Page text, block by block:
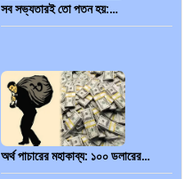
সব সভ্যতারই তো পতন হয়:…
অর্থ পাচারের মহাকাব্য: ১০০ ডলারের…